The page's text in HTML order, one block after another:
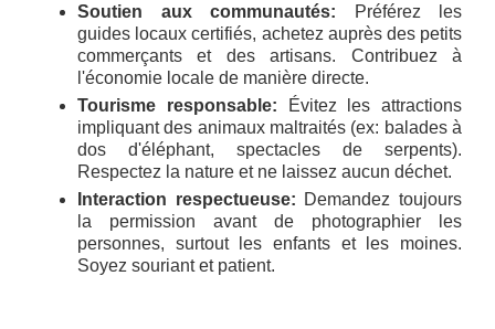
Soutien aux communautés: Préférez les
guides locaux certifiés, achetez auprès des petits
commerçants et des artisans. Contribuez à
l'économie locale de manière directe.
Tourisme responsable: Évitez les attractions
impliquant des animaux maltraités (ex: balades à
dos d'éléphant, spectacles de serpents).
Respectez la nature et ne laissez aucun déchet.
Interaction respectueuse: Demandez toujours
la permission avant de photographier les
personnes, surtout les enfants et les moines.
Soyez souriant et patient.